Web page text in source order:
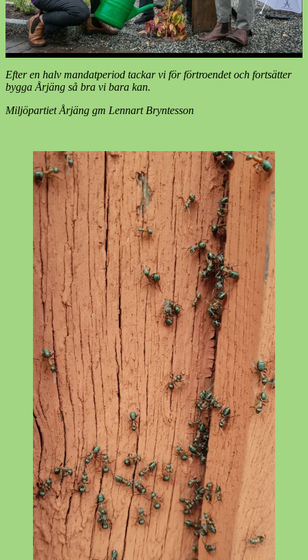
Efter en halv mandatperiod tackar vi för förtroendet och fortsätter
bygga Årjäng så bra vi bara kan.
Miljöpartiet Årjäng gm Lennart Bryntesson